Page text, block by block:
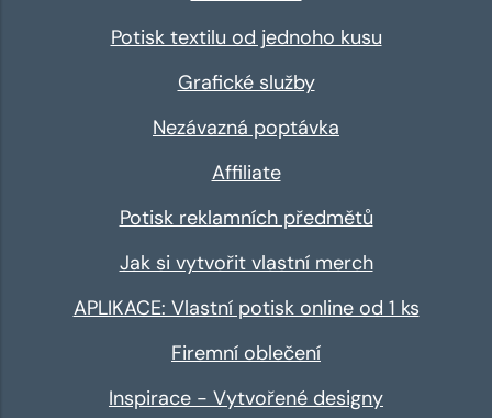
Potisk textilu od jednoho kusu
Grafické služby
Nezávazná poptávka
Affiliate
Potisk reklamních předmětů
Jak si vytvořit vlastní merch
APLIKACE: Vlastní potisk online od 1 ks
Firemní oblečení
Inspirace - Vytvořené designy